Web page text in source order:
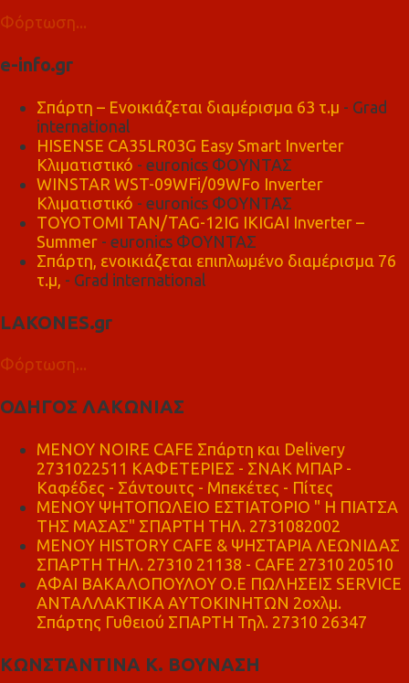
Φόρτωση...
e-info.gr
Σπάρτη – Ενοικιάζεται διαμέρισμα 63 τ.μ - Grad
international
HISENSE CA35LR03G Easy Smart Inverter
Κλιματιστικό - euronics ΦΟΥΝΤΑΣ
WINSTAR WST-09WFi/09WFo Inverter
Κλιματιστικό - euronics ΦΟΥΝΤΑΣ
TOYOTOMI TAN/TAG-12IG IKIGAI Inverter –
Summer - euronics ΦΟΥΝΤΑΣ
Σπάρτη, ενοικιάζεται επιπλωμένο διαμέρισμα 76
τ.μ, - Grad international
LAKONES.gr
Φόρτωση...
ΟΔΗΓΟΣ ΛΑΚΩΝΙΑΣ
MENOY NOIRE CAFE Σπάρτη και Delivery
2731022511 ΚΑΦΕΤΕΡΙΕΣ - ΣΝΑΚ ΜΠΑΡ -
Καφέδες - Σάντουιτς - Μπεκέτες - Πίτες
ΜΕΝΟΥ ΨΗΤΟΠΩΛΕΙΟ ΕΣΤΙΑΤΟΡΙΟ " Η ΠΙΑΤΣΑ
ΤΗΣ ΜΑΣΑΣ" ΣΠΑΡΤΗ ΤΗΛ. 2731082002
ΜΕΝΟΥ HISTORY CAFE & ΨΗΣΤΑΡΙΑ ΛΕΩΝΙΔΑΣ
ΣΠΑΡΤΗ ΤΗΛ. 27310 21138 - CAFE 27310 20510
ΑΦΑΙ ΒΑΚΑΛΟΠΟΥΛΟΥ Ο.Ε ΠΩΛΗΣΕΙΣ SERVICE
ΑΝΤΑΛΛΑΚΤΙΚΑ ΑΥΤΟΚΙΝΗΤΩΝ 2οχλμ.
Σπάρτης Γυθειού ΣΠΑΡΤΗ Τηλ. 27310 26347
ΚΩΝΣΤΑΝΤΙΝΑ Κ. ΒΟΥΝΑΣΗ